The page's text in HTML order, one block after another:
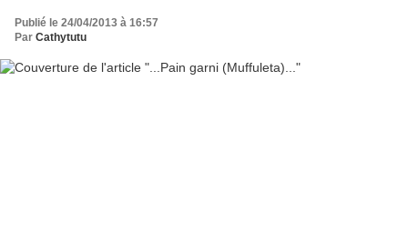
Publié le 24/04/2013 à 16:57
Par Cathytutu